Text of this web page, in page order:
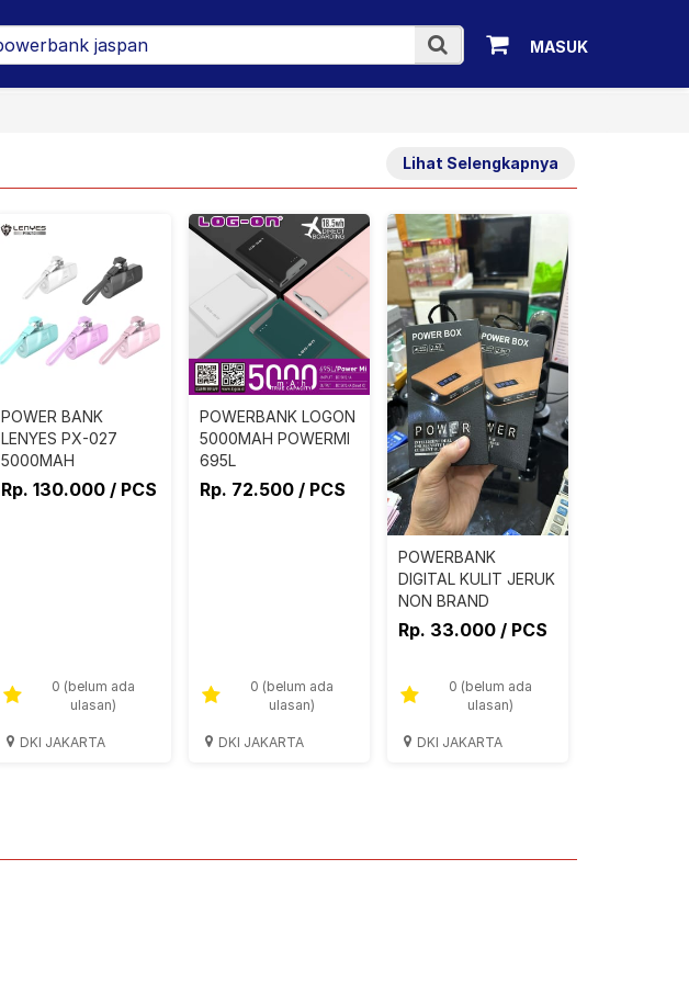
MASUK
POWER BANK
LENYES PX-027
5000MAH
Rp. 130.000 / PCS
0 (belum ada
ulasan)
DKI JAKARTA
POWERBANK LOGON
5000MAH POWERMI
695L
Rp. 72.500 / PCS
0 (belum ada
ulasan)
DKI JAKARTA
POWERBANK
DIGITAL KULIT JERUK
NON BRAND
Rp. 33.000 / PCS
0 (belum ada
ulasan)
DKI JAKARTA
Lihat Selengkapnya